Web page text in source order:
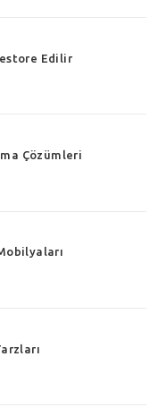
Edilir
Çözümleri